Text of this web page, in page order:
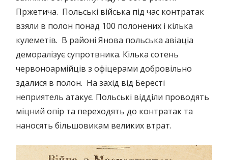
Пржетича. Польські війська під час контратак
взяли в полон понад 100 полонених і кілька
кулеметів. В районі Янова польська авіаціа
деморалізує супротвника. Кілька сотень
червоноармійців з офіцерами добровільно
здалися в полон. На захід від Бересті
неприятель атакує. Польські відділи проводять
міцний опір та переходять до контратак та
наносять більшовикам великих втрат.